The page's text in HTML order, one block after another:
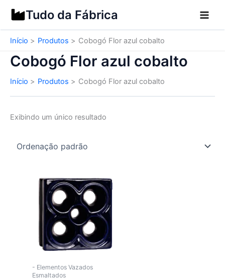
para
o
conteúdo
Tudo da Fábrica
Início Produtos Cobogó Flor azul cobalto
Cobogó Flor azul cobalto
Início Produtos Cobogó Flor azul cobalto
Exibindo um único resultado
- Elementos Vazados
Esmaltados